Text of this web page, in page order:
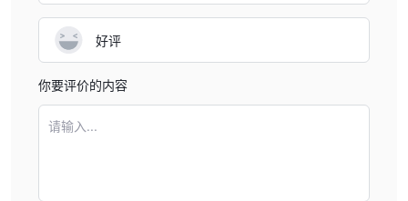
好评
你要评价的内容
请输入...